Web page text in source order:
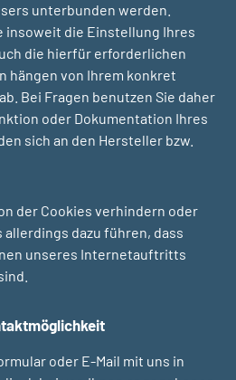
unterbunden werden.
insoweit die Einstellung Ihres
die hierfür erforderlichen
hängen von Ihrem konkret
Bei Fragen benutzen Sie daher
oder Dokumentation Ihres
sich an den Hersteller bzw.
der Cookies verhindern oder
dazu führen, dass
unseres Internetauftritts
oder E-Mail mit uns in